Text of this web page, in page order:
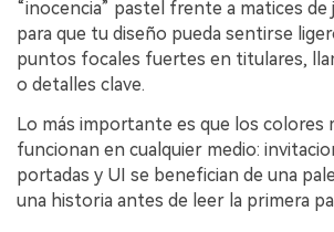
“inocencia” pastel frente a matices
para que tu diseño pueda sentirse
puntos focales fuertes en titulares,
o detalles clave.
Lo más importante es que los colores
funcionan en cualquier medio:
portadas y UI se benefician de una
una historia antes de leer la primera